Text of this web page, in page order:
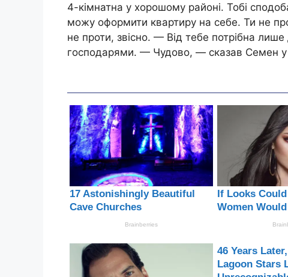
4-кімнатна у хорошому районі. Тобі
можу оформити квартиру на себе. Ти не
не проти, звісно. — Від тебе потрібна лише
господарями. — Чудово, — сказав Семен у